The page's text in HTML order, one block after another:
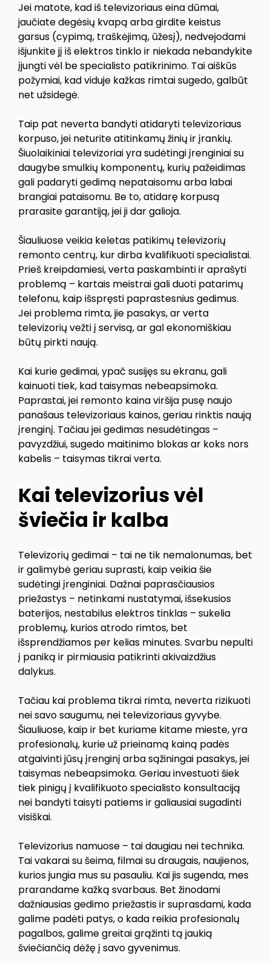
Jei matote, kad iš televizoriaus eina dūmai,
jaučiate degėsių kvapą arba girdite keistus
garsus (cypimą, traškėjimą, ūžesį), nedvejodami
išjunkite jį iš elektros tinklo ir niekada nebandykite
įjungti vėl be specialisto patikrinimo. Tai aiškūs
požymiai, kad viduje kažkas rimtai sugedo, galbūt
net užsidegė.
Taip pat neverta bandyti atidaryti televizoriaus
korpuso, jei neturite atitinkamų žinių ir įrankių.
Šiuolaikiniai televizoriai yra sudėtingi įrenginiai su
daugybe smulkių komponentų, kurių pažeidimas
gali padaryti gedimą nepataisomu arba labai
brangiai pataisomu. Be to, atidarę korpusą
prarasite garantiją, jei ji dar galioja.
Šiauliuose veikia keletas patikimų televizorių
remonto centrų, kur dirba kvalifikuoti specialistai.
Prieš kreipdamiesi, verta paskambinti ir aprašyti
problemą – kartais meistrai gali duoti patarimų
telefonu, kaip išspręsti paprastesnius gedimus.
Jei problema rimta, jie pasakys, ar verta
televizorių vežti į servisą, ar gal ekonomiškiau
būtų pirkti naują.
Kai kurie gedimai, ypač susijęs su ekranu, gali
kainuoti tiek, kad taisymas nebeapsimoka.
Paprastai, jei remonto kaina viršija pusę naujo
panašaus televizoriaus kainos, geriau rinktis naują
įrenginį. Tačiau jei gedimas nesudėtingas –
pavyzdžiui, sugedo maitinimo blokas ar koks nors
kabelis – taisymas tikrai verta.
Kai televizorius vėl
šviečia ir kalba
Televizorių gedimai – tai ne tik nemalonumas, bet
ir galimybė geriau suprasti, kaip veikia šie
sudėtingi įrenginiai. Dažnai paprasčiausios
priežastys – netinkami nustatymai, išsekusios
baterijos, nestabilus elektros tinklas – sukelia
problemų, kurios atrodo rimtos, bet
išsprendžiamos per kelias minutes. Svarbu nepulti
į paniką ir pirmiausia patikrinti akivaizdžius
dalykus.
Tačiau kai problema tikrai rimta, neverta rizikuoti
nei savo saugumu, nei televizoriaus gyvybe.
Šiauliuose, kaip ir bet kuriame kitame mieste, yra
profesionalų, kurie už prieinamą kainą padės
atgaivinti jūsų įrenginį arba sąžiningai pasakys, jei
taisymas nebeapsimoka. Geriau investuoti šiek
tiek pinigų į kvalifikuoto specialisto konsultaciją
nei bandyti taisyti patiems ir galiausiai sugadinti
visiškai.
Televizorius namuose – tai daugiau nei technika.
Tai vakarai su šeima, filmai su draugais, naujienos,
kurios jungia mus su pasauliu. Kai jis sugenda, mes
prarandame kažką svarbaus. Bet žinodami
dažniausias gedimo priežastis ir suprasdami, kada
galime padėti patys, o kada reikia profesionalų
pagalbos, galime greitai grąžinti tą jaukią
šviečiančią dėžę į savo gyvenimus.